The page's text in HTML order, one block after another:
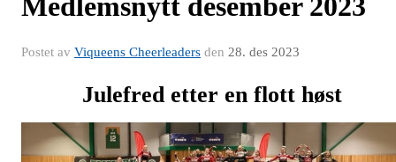
Postet av Viqueens Cheerleaders den 28. des 2023
Julefred etter en flott høst